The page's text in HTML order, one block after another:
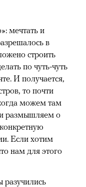
мечтать и
в
строить
по чуть-чуть
И получается,
то почти
можем там
размышляем о
Если хотим
нам для этого
разучились